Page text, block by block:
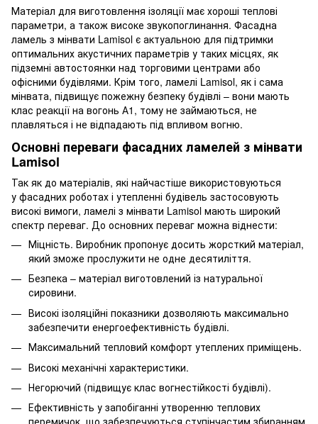
Матеріал для виготовлення ізоляції має хороші теплові
параметри, а також високе звукопоглинання. Фасадна
ламель з мінвати Lamisol є актуальною для підтримки
оптимальних акустичних параметрів у таких місцях, як
підземні автостоянки над торговими центрами або
офісними будівлями. Крім того, ламелі Lamisol, як і сама
мінвата, підвищує пожежну безпеку будівлі – вони мають
клас реакції на вогонь А1, тому не займаються, не
плавляться і не відпадають під впливом вогню.
Основні переваги фасадних ламелей з мінвати
Lamisol
Так як до матеріалів, які найчастіше використовуються
у фасадних роботах і утепленні будівель застосовують
високі вимоги, ламелі з мінвати Lamisol мають широкий
спектр переваг. До основних переваг можна віднести:
Міцність. Виробник пропонує досить жорсткий матеріал,
який зможе прослужити не одне десятиліття.
Безпека – матеріал виготовлений із натуральної
сировини.
Високі ізоляційні показники дозволяють максимально
забезпечити енергоефективність будівлі.
Максимальний тепловий комфорт утеплених приміщень.
Високі механічні характеристики.
Негорючий (підвищує клас вогнестійкості будівлі).
Ефективність у запобіганні утворенню теплових